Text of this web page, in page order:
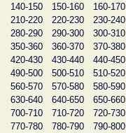
140-150
150-160 160-170
210-220
220-230 230-240
280-290
290-300 300-310
350-360
360-370 370-380
420-430
430-440 440-450
490-500
500-510 510-520
560-570
570-580 580-590
630-640
640-650 650-660
700-710
710-720 720-730
770-780
780-790 790-800